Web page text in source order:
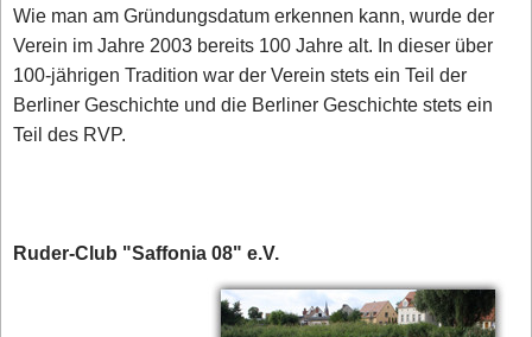
Wie man am Gründungsdatum erkennen kann, wurde der
Verein im Jahre 2003 bereits 100 Jahre alt. In dieser über
100-jährigen Tradition war der Verein stets ein Teil der
Berliner Geschichte und die Berliner Geschichte stets ein
Teil des RVP.
Ruder-Club "Saffonia 08" e.V.